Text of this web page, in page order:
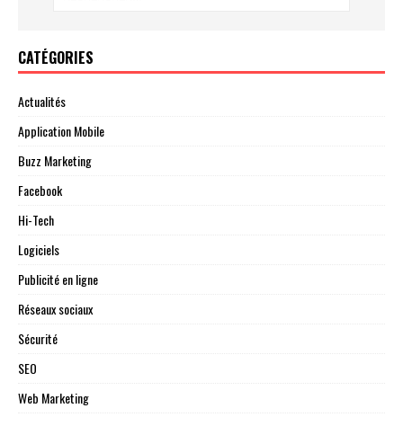
CATÉGORIES
Actualités
Application Mobile
Buzz Marketing
Facebook
Hi-Tech
Logiciels
Publicité en ligne
Réseaux sociaux
Sécurité
SEO
Web Marketing